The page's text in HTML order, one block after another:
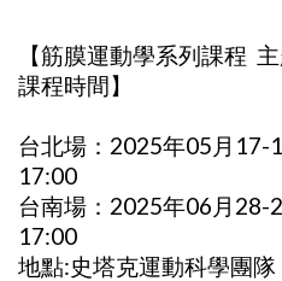
【筋膜運動學系列課程
課程時間】
台北場：2025年05月17-
17:00
台南場：2025年06月28-
17:00
地點:史塔克運動科學團隊